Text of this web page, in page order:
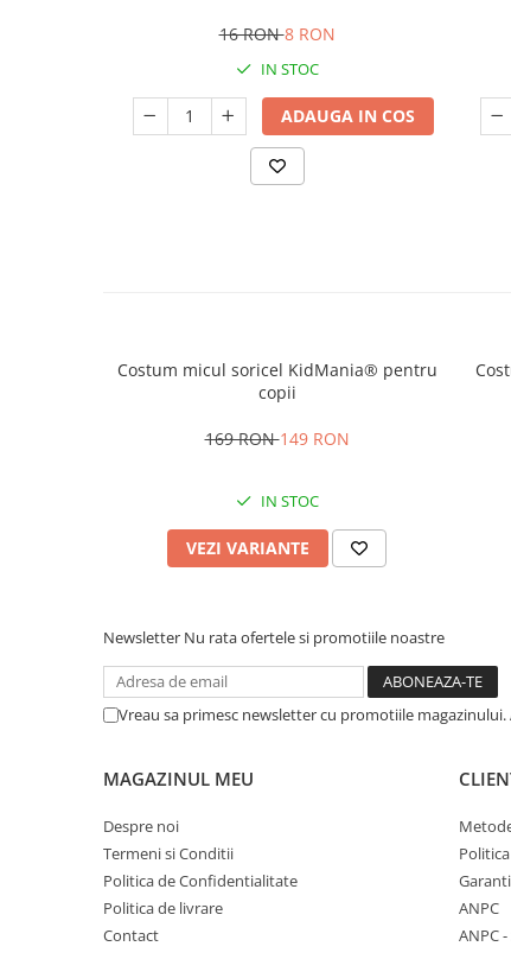
16 RON8 RON
IN STOC
ADAUGA IN COS
Costum micul soricel KidMania® pentru
copii
169 RON149 RON
IN STOC
VEZI VARIANTE
Newsletter Nu rata ofertele si promotiile noastre
Vreau sa primesc newsletter cu promotiile
MAGAZINUL MEU
Despre noi
Termeni si Conditii
Politica de Confidentialitate
Politica de livrare
Contact
ANPC
ANPC -